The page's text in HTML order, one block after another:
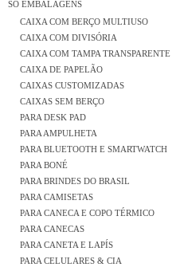
SÓ EMBALAGENS
CAIXA COM BERÇO MULTIUSO
CAIXA COM DIVISÓRIA
CAIXA COM TAMPA TRANSPARENTE
CAIXA DE PAPELÃO
CAIXAS CUSTOMIZADAS
CAIXAS SEM BERÇO
PARA DESK PAD
PARA AMPULHETA
PARA BLUETOOTH E SMARTWATCH
PARA BONÉ
PARA BRINDES DO BRASIL
PARA CAMISETAS
PARA CANECA E COPO TÉRMICO
PARA CANECAS
PARA CANETA E LAPÍS
PARA CELULARES & CIA